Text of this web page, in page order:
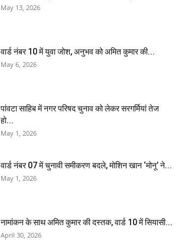
May 13, 2026
वार्ड नंबर 10 में युवा जोश, अनुभव को अमित कुमार की...
May 6, 2026
पांवटा साहिब में नगर परिषद चुनाव को लेकर सरगर्मियां तेज
हो...
May 1, 2026
वार्ड नंबर 07 में चुनावी समीकरण बदले, मोशिन खान ‘मोनू’ ने...
May 1, 2026
नामांकन के साथ अमित कुमार की दस्तक, वार्ड 10 में सियासी...
April 30, 2026